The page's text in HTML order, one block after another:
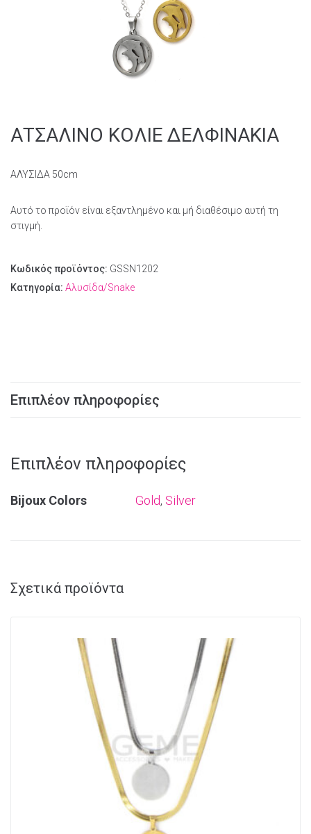
ΑΤΣΑΛΙΝΟ ΚΟΛΙΕ ΔΕΛΦΙΝΑΚΙΑ
ΑΛΥΣΙΔΑ 50cm
Αυτό το προϊόν είναι εξαντλημένο και μή διαθέσιμο αυτή τη
στιγμή.
Κωδικός προϊόντος: GSSN1202
Κατηγορία: Αλυσίδα/Snake
Επιπλέον πληροφορίες
Επιπλέον πληροφορίες
Bijoux Colors Gold, Silver
Σχετικά προϊόντα